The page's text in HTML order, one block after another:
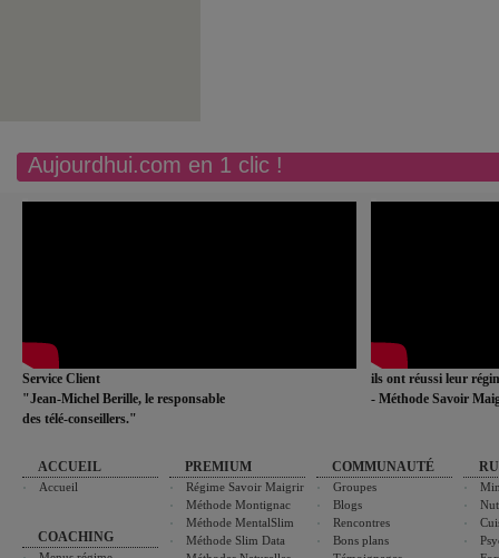
Aujourdhui.com en 1 clic !
Service Client
"Jean-Michel Berille, le responsable
des télé-conseillers."
ils ont réussi leur
- Méthode Savoir
ACCUEIL
Accueil
COACHING
PREMIUM
Régime Savoir Maigrir
Méthode Montignac
Méthode MentalSlim
Méthode Slim Data
COMMUNAUTÉ
Groupes
Blogs
Rencontres
Bons plans